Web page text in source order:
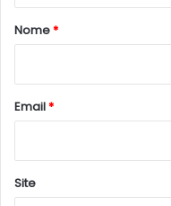
r
*
Nome*
Email*
Site